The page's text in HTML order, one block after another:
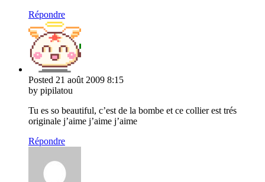
Répondre
Posted 21 août 2009 8:15
by pipilatou
Tu es so beautiful, c’est de la bombe et ce collier est trés
originale j’aime j’aime j’aime
Répondre